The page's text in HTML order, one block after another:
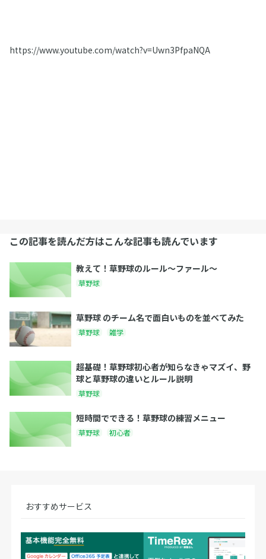
https://www.youtube.com/watch?v=Uwn3PfpaNQA
この記事を読んだ方はこんな記事も読んでいます
教えて！草野球のルール～ファール～
草野球
草野球 のチーム名で面白いものを並べてみた
草野球 雑学
超基礎！草野球初心者が知らなきゃマズイ、野
球と草野球の違いとルール説明
草野球
短時間でできる！草野球の練習メニュー
草野球 初心者
おすすめサービス